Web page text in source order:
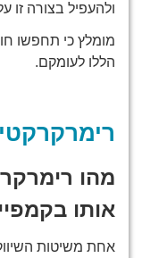
ולהעפיל בצורה זו
מומלץ כי תחפשו
הללו לעומקם.
מהו
אותו
אחת משיטות